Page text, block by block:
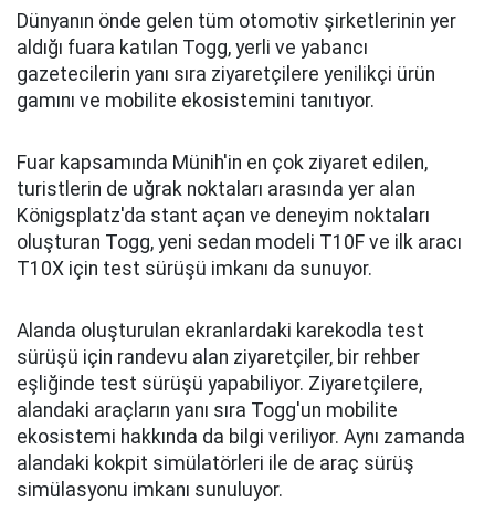
Dünyanın önde gelen tüm otomotiv şirketlerinin yer
aldığı fuara katılan Togg, yerli ve yabancı
gazetecilerin yanı sıra ziyaretçilere yenilikçi ürün
gamını ve mobilite ekosistemini tanıtıyor.
Fuar kapsamında Münih'in en çok ziyaret edilen,
turistlerin de uğrak noktaları arasında yer alan
Königsplatz'da stant açan ve deneyim noktaları
oluşturan Togg, yeni sedan modeli T10F ve ilk aracı
T10X için test sürüşü imkanı da sunuyor.
Alanda oluşturulan ekranlardaki karekodla test
sürüşü için randevu alan ziyaretçiler, bir rehber
eşliğinde test sürüşü yapabiliyor. Ziyaretçilere,
alandaki araçların yanı sıra Togg'un mobilite
ekosistemi hakkında da bilgi veriliyor. Aynı zamanda
alandaki kokpit simülatörleri ile de araç sürüş
simülasyonu imkanı sunuluyor.